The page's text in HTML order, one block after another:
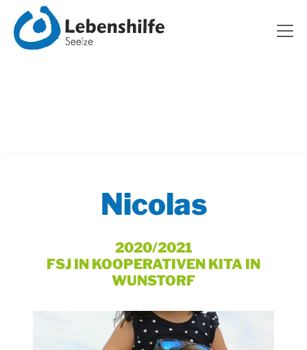
Nicolas
2020/2021
FSJ IN KOOPERATIVEN KITA IN
WUNSTORF